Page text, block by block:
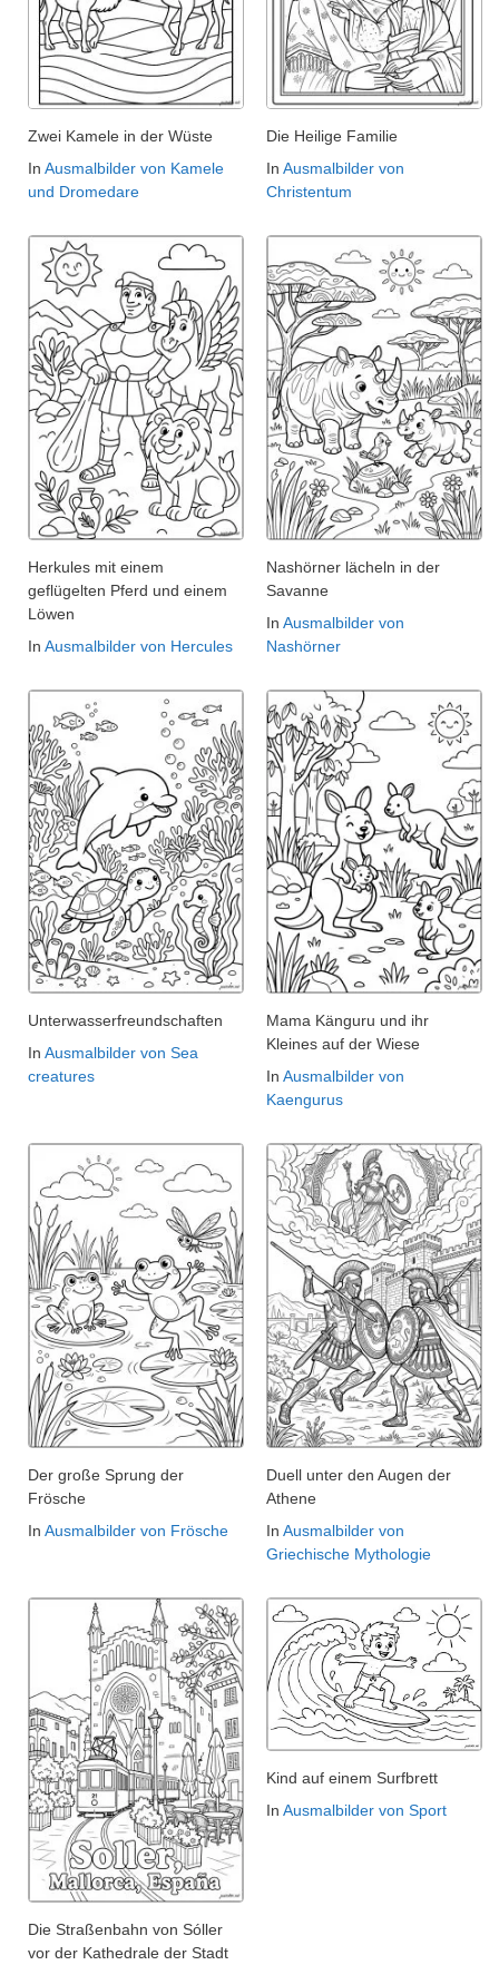
Zwei Kamele in der Wüste
In Ausmalbilder von Kamele
und Dromedare
Die Heilige Familie
In Ausmalbilder von
Christentum
Herkules mit einem
geflügelten Pferd und einem
Löwen
In Ausmalbilder von Hercules
Nashörner lächeln in der
Savanne
In Ausmalbilder von
Nashörner
Unterwasserfreundschaften
In Ausmalbilder von Sea
creatures
Mama Känguru und ihr
Kleines auf der Wiese
In Ausmalbilder von
Kaengurus
Der große Sprung der
Frösche
In Ausmalbilder von Frösche
Duell unter den Augen der
Athene
In Ausmalbilder von
Griechische Mythologie
Die Straßenbahn von Sóller
vor der Kathedrale der Stadt
Kind auf einem Surfbrett
In Ausmalbilder von Sport